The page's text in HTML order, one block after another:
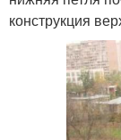
конструкция